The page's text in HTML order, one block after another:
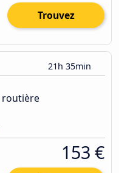
Trouvez
21h 35min
routière
153 €